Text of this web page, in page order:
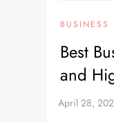
BUSINESS
Best
and